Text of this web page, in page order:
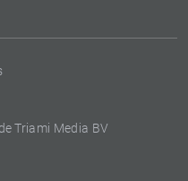
Triami Media BV